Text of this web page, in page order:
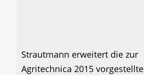
Strautmann erweitert die zur
Agritechnica 2015 vorgestellte